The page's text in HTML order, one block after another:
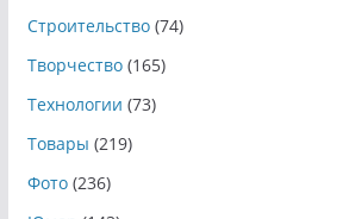
Строительство(74)
Творчество(165)
Технологии (73)
Товары (219)
Фото(236)